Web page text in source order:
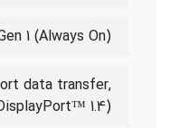
1 (Always On)
data transfer,
1.4)